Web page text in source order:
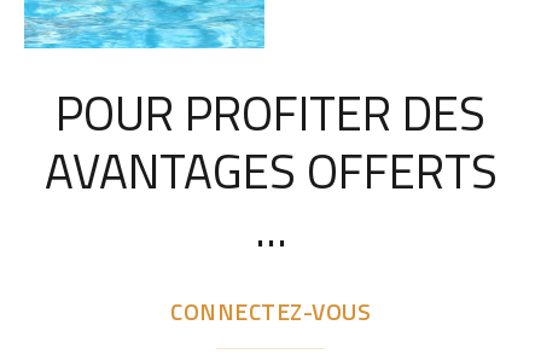
POUR PROFITER DES
AVANTAGES OFFERTS
...
CONNECTEZ-VOUS